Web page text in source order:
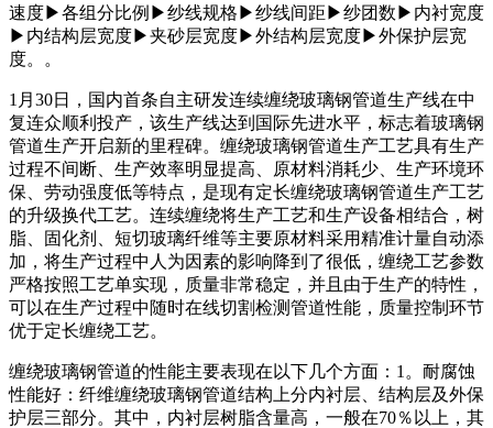
速度▶各组分比例▶纱线规格▶纱线间距▶纱团数▶内衬宽度
▶内结构层宽度▶夹砂层宽度▶外结构层宽度▶外保护层宽
度。。
1月30日，国内首条自主研发连续缠绕玻璃钢管道生产线在中
复连众顺利投产，该生产线达到国际先进水平，标志着玻璃钢
管道生产开启新的里程碑。缠绕玻璃钢管道生产工艺具有生产
过程不间断、生产效率明显提高、原材料消耗少、生产环境环
保、劳动强度低等特点，是现有定长缠绕玻璃钢管道生产工艺
的升级换代工艺。连续缠绕将生产工艺和生产设备相结合，树
脂、固化剂、短切玻璃纤维等主要原材料采用精准计量自动添
加，将生产过程中人为因素的影响降到了很低，缠绕工艺参数
严格按照工艺单实现，质量非常稳定，并且由于生产的特性，
可以在生产过程中随时在线切割检测管道性能，质量控制环节
优于定长缠绕工艺。
缠绕玻璃钢管道的性能主要表现在以下几个方面：1。耐腐蚀
性能好：纤维缠绕玻璃钢管道结构上分内衬层、结构层及外保
护层三部分。其中，内衬层树脂含量高，一般在70％以上，其